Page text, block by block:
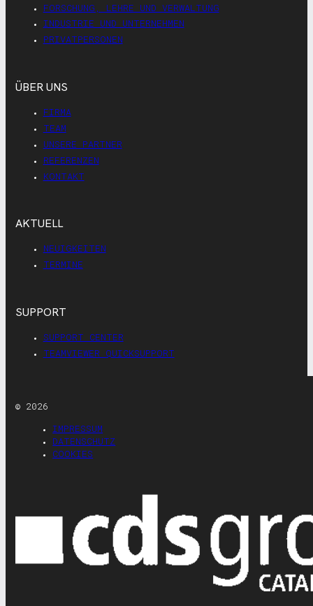
FORSCHUNG, LEHRE UND VERWALTUNG
INDUSTRIE UND UNTERNEHMEN
PRIVATPERSONEN
ÜBER UNS
FIRMA
TEAM
UNSERE PARTNER
REFERENZEN
KONTAKT
AKTUELL
NEUIGKEITEN
TERMINE
SUPPORT
SUPPORT CENTER
TEAMVIEWER QUICKSUPPORT
© 2026
IMPRESSUM
DATENSCHUTZ
COOKIES